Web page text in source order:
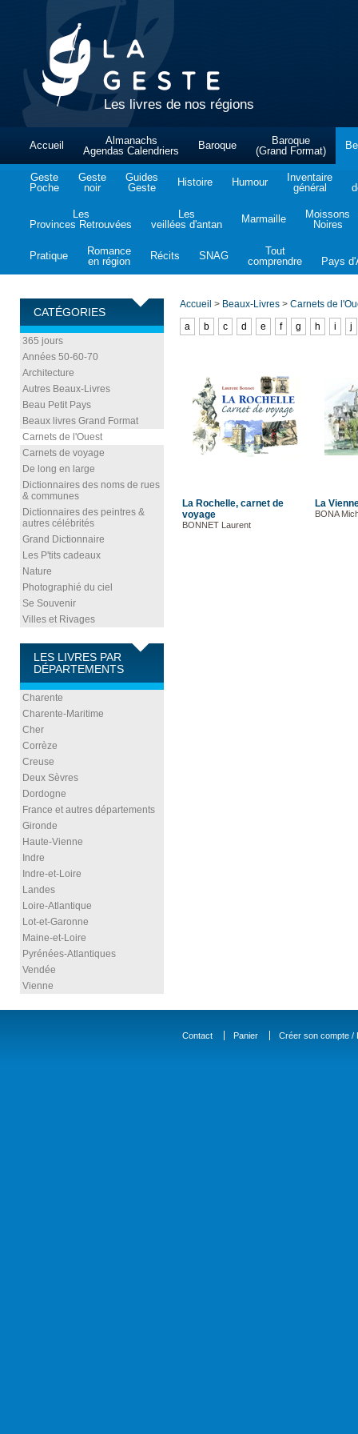
Les livres de nos régions
Accueil
Almanachs
Agendas Calendriers
Baroque
Baroque
(Grand Format)
Geste
Poche
Geste
noir
Guides
Geste
Histoire Humour
Inventaire
général
Les
Provinces Retrouvées
Les
veillées d'antan
Marmaille
Moissons
Noires
Pratique
Romance
en région
Récits SNAG
Tout
comprendre
Pays
CATÉGORIES
365 jours
Années 50-60-70
Architecture
Autres Beaux-Livres
Beau Petit Pays
Beaux livres Grand Format
Carnets de l'Ouest
Carnets de voyage
De long en large
Dictionnaires des noms de rues
& communes
Dictionnaires des peintres &
autres célébrités
Grand Dictionnaire
Les P'tits cadeaux
Nature
Photographié du ciel
Se Souvenir
Villes et Rivages
LES LIVRES PAR
DÉPARTEMENTS
Charente
Charente-Maritime
Cher
Corrèze
Creuse
Deux Sèvres
Dordogne
France et autres départements
Gironde
Haute-Vienne
Indre
Indre-et-Loire
Landes
Loire-Atlantique
Lot-et-Garonne
Maine-et-Loire
Pyrénées-Atlantiques
Vendée
Vienne
Accueil > Beaux-Livres > Carnets de
a
b c d e f g h i j
La Rochelle, carnet de
voyage
BONNET Laurent
La
BONA
Contact Panier Créer son compte /